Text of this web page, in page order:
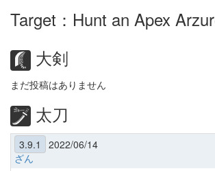
Target：Hunt an Apex
大剣
まだ投稿はありません
太刀
3.9.1
2022/06/14
ざん